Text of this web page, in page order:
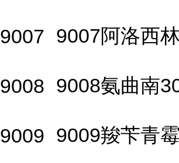
9007 9007阿洛西
9008 9008氨曲南
9009 9009羧苄青